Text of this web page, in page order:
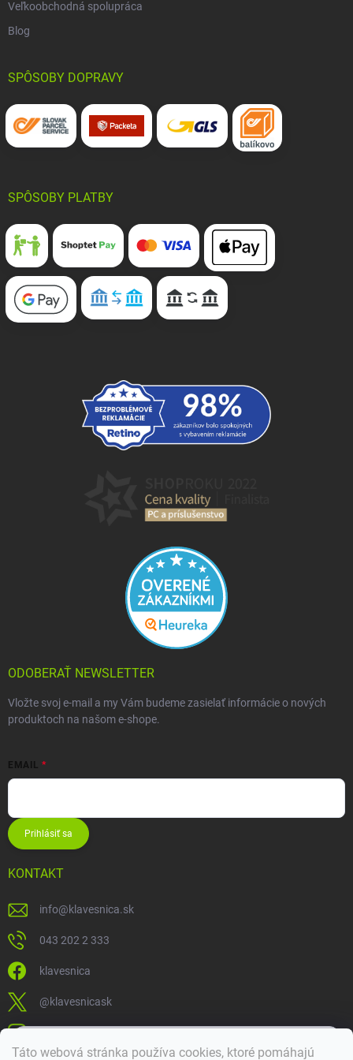
Táto webová stránka používa cookies, ktoré pomáhajú
Veľkoobchodná spolupráca
Blog
SPÔSOBY DOPRAVY
SPÔSOBY PLATBY
ODOBERAŤ NEWSLETTER
Vložte svoj e-mail a my Vám budeme zasielať informácie o nových
produktoch na našom e-shope.
EMAIL
Prihlásiť sa
KONTAKT
info@klavesnica.sk
043 202 2 333
klavesnica
@klavesnicask
klavesnica_sk